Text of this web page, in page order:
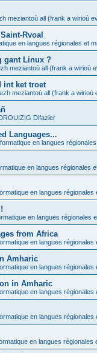
meziantoù all (frank a wirioù
Rvoal
en langues régionales et
gant Linux ?
meziantoù all (frank a wirioù
int ket troet
meziantoù all (frank a wirioù
Difazier
Languages...
en langues
en langues régionales
en langues régionales
en langues régionales
from Africa
en langues régionales
Amharic
en langues régionales
in Amharic
en langues régionales
en langues régionales
en langues régionales